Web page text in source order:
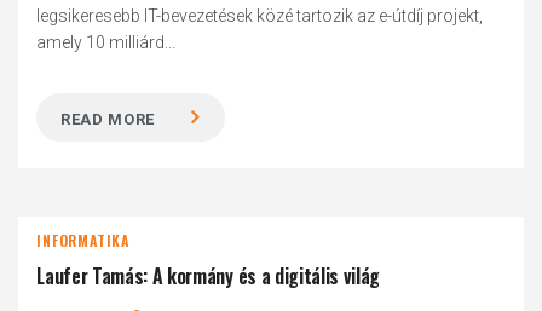
legsikeresebb IT-bevezetések közé tartozik az e-útdíj projekt,
amely 10 milliárd...
READ MORE
INFORMATIKA
Laufer Tamás: A kormány és a digitális világ